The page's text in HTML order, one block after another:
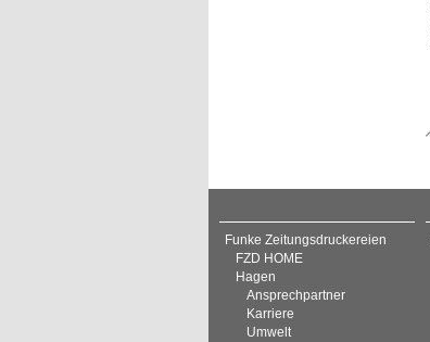
Funke Zeitungsdruckereien
FZD HOME
Hagen
Ansprechpartner
Karriere
Umwelt